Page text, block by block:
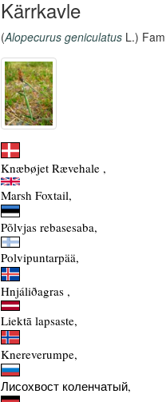
Kärrkavle
(Alopecurus geniculatus L.)
Knæbøjet Rævehale ,
Marsh Foxtail,
Põlvjas rebasesaba,
Polvipuntarpää,
Hnjáliðagras ,
Liektā lapsaste,
Knereverumpe,
Лисохвост коленчатый,